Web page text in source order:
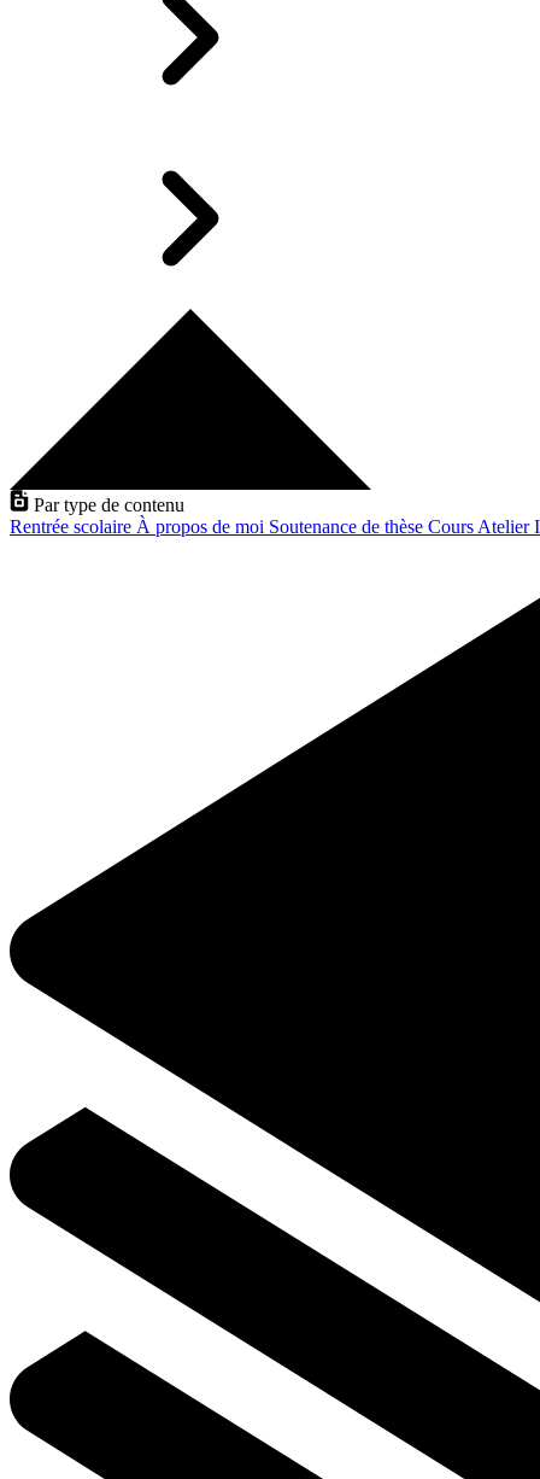
Par type de contenu
Rentrée scolaire À propos de moi Soutenance de thèse Cours Atelier